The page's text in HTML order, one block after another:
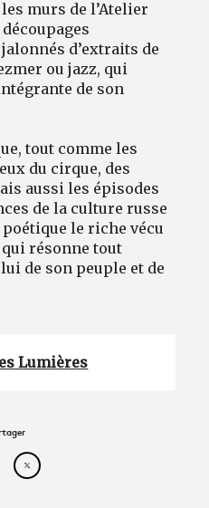
murs de l’Atelier
d’extraits de
ou jazz, qui
de son
tout comme les
du cirque, des
aussi les épisodes
de la culture russe
le riche vécu
résonne tout
de son peuple et de
Lumières
cet article sur
Partager cet article sur